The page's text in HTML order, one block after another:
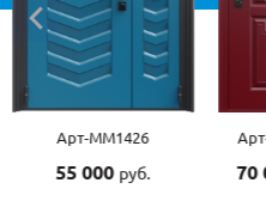
Арт-ММ1227
70 000руб.
Арт-
35 000